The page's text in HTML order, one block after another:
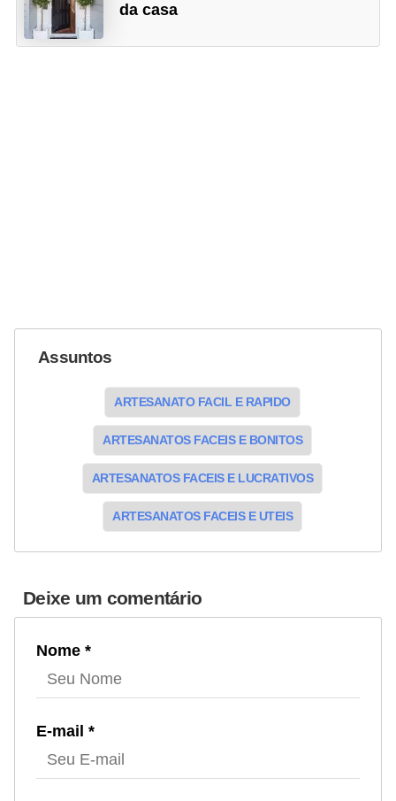
da casa
Assuntos
ARTESANATO FACIL E RAPIDO
ARTESANATOS FACEIS E BONITOS
ARTESANATOS FACEIS E LUCRATIVOS
ARTESANATOS FACEIS E UTEIS
Deixe um comentário
Nome *
E-mail *